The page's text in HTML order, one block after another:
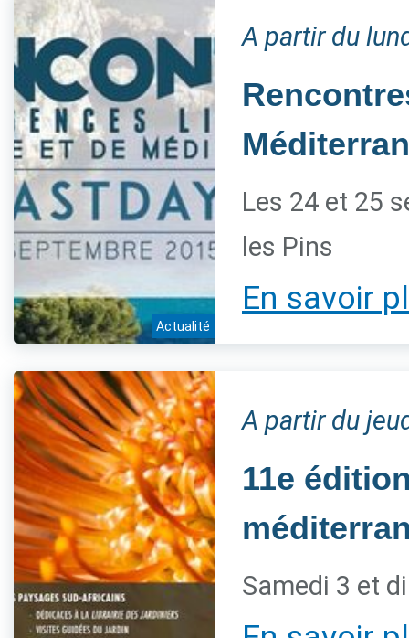
Actualité
A partir du
Les 24 et 25
les Pins
En savoir
A partir du
11e
Samedi 3 et